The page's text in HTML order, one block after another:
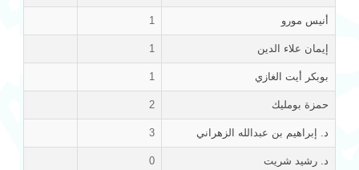
أنيس مورو 1
إيمان علاء الدين 1
بوبكر أيت الغازي 1
حمزة بومليك 2
د. إبراهيم بن عبدالله الزهراني 3
د. رشيد شريت 0